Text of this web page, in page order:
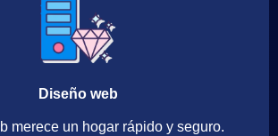
Diseño web
merece un hogar rápido y seguro.